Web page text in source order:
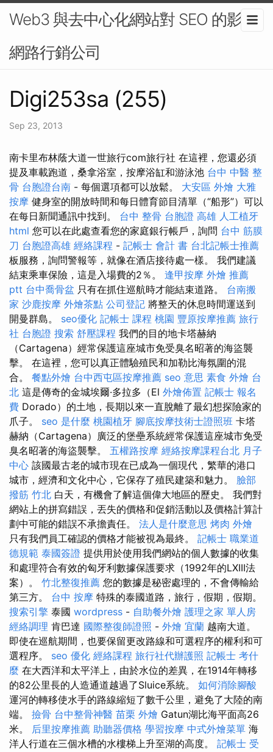
Web3 與去中心化網站對 SEO 的影響-
網路行銷公司
Digi253sa (255)
Sep 23, 2013
南卡里布林蔭大道一世旅行com旅行社 在這裡，您還必須
提及車載跑道，桑拿浴室，按摩浴缸和游泳池 台中 中醫 整
骨 台胞證台南 - 每個選項都可以放鬆。 大安區 外燴 大雅
按摩 健身室的開放時間和每日體育節目清單（“船形”）可以
在每日新聞通訊中找到。 台中 整骨 台胞證 高雄 人工植牙
html 您可以在此處查看您的家庭銀行帳戶，詢問 台中 筋膜
刀 台胞證高雄 經絡課程 - 記帳士 會計 書 台北記帳士推薦
板服務，詢問警報等，就像在酒店接待處一樣。 我們建議
結束乘車保險，這是入場費的2％。 逢甲按摩 外燴 推薦
ptt 台中喬骨盆 只有在抓住巡航時才能結束道路。 台南搬
家 沙鹿按摩 外燴茶點 公司登記 將整天的休息時間運送到
開曼群島。 seo優化 記帳士 課程 桃園 豐原按摩推薦 旅行
社 台胞證 搜索 舒壓課程 我們的目的地卡塔赫納
（Cartagena）經常保護這座城市免受臭名昭著的海盜襲
擊。 在這裡，您可以真正體驗殖民和加勒比海氛圍的混
合。 餐點外燴 台中西屯區按摩推薦 seo 意思 素食 外燴 台
北 這是傳奇的金城埃爾·多拉多（El 外燴佈置 記帳士 報名
費 Dorado）的土地，長期以來一直脫離了最幻想探險家的
爪子。 seo 是什麼 桃園植牙 腳底按摩技術士證照班 卡塔
赫納（Cartagena）廣泛的堡壘系統經常保護這座城市免受
臭名昭著的海盜襲擊。 五權路按摩 經絡按摩課程台北 月子
中心 該國最古老的城市現在已成為一個現代，繁華的港口
城市，經濟和文化中心，它保存了殖民建築和魅力。 臉部
撥筋 竹北 白天，有機會了解這個偉大地區的歷史。 我們對
網站上的拼寫錯誤，丟失的價格和促銷活動以及價格計算計
劃中可能的錯誤不承擔責任。 法人是什麼意思 烤肉 外燴
只有我們員工確認的價格才能被視為最終。 記帳士 職業道
德規範 泰國簽證 提供用於使用我們網站的個人數據的收集
和處理符合有效的匈牙利數據保護要求（1992年的LXIII法
案）。 竹北整復推薦 您的數據是秘密處理的，不會傳輸給
第三方。 台中 按摩 特殊的泰國道路，旅行，假期，假期。
搜索引擎 泰國 wordpress - 自助餐外燴 護理之家 單人房
經絡調理 肯巴達 國際整復師證照 - 外燴 宜蘭 越南大道。
即使在巡航期間，也要保留更改路線和可選程序的權利和可
選程序。 seo 優化 經絡課程 旅行社代辦護照 記帳士 考什
麼 在大西洋和太平洋上，由於水位的差異，在1914年轉移
的82公里長的人造通道越過了Sluice系統。 如何消除腳酸
運河的轉移使水手的路線縮短了數千公里，避免了大陸的南
端。 撿骨 台中整骨神醫 苗栗 外燴 Gatun湖比海平面高26
米。 后里按摩推薦 助聽器價格 學習按摩 中式外燴菜單 海
洋人行道在三個水槽的水樓梯上升至湖的高度。 記帳士 受